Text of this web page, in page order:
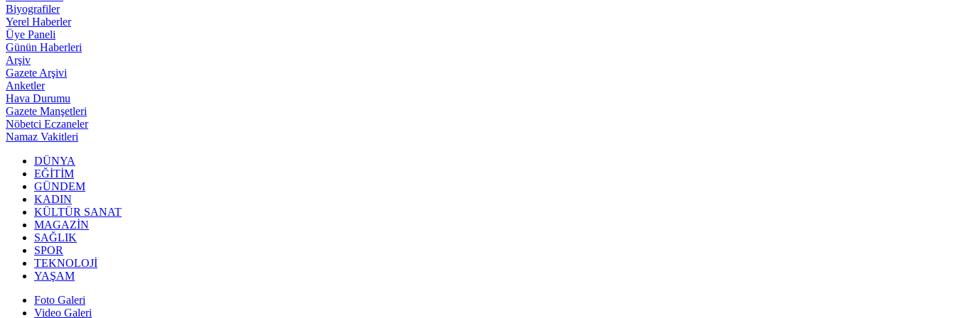
Biyografiler
Yerel Haberler
Üye Paneli
Günün Haberleri
Arşiv
Gazete Arşivi
Anketler
Hava Durumu
Gazete Manşetleri
Nöbetci Eczaneler
Namaz Vakitleri
DÜNYA
EĞİTİM
GÜNDEM
KADIN
KÜLTÜR SANAT
MAGAZİN
SAĞLIK
SPOR
TEKNOLOJİ
YAŞAM
Foto Galeri
Video Galeri